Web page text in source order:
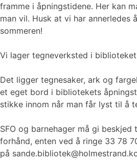
framme i åpningstidene. Her kan
man vil. Husk at vi har annerledes
sommeren!
Vi lager tegneverksted i
Det ligger tegnesaker, ark og
et eget bord i bibliotekets
stikke innom når man får lyst til å
SFO og barnehager må gi
forhånd, enten ved å ringe 33 78
på